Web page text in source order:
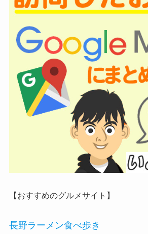
【おすすめのグルメサイト】
長野ラーメン食べ歩き